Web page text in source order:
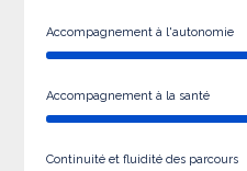
Accompagnement à l'autonomie
Accompagnement à la santé
Continuité et fluidité des parcours